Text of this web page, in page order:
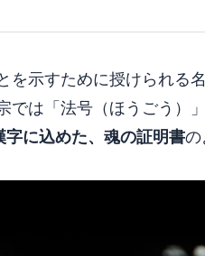
示すために授けられる
は「法号（ほうごう）
に込めた、魂の証明書の